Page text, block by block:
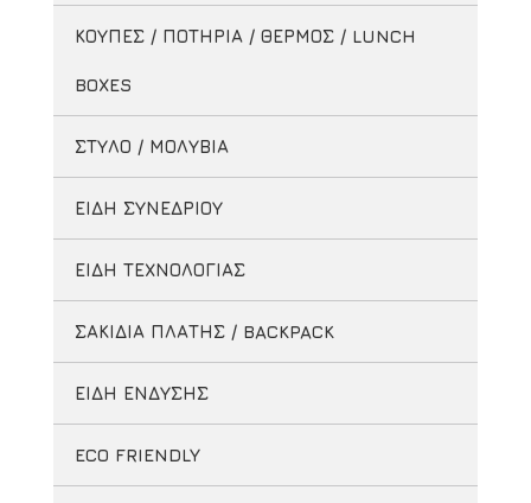
ΚΟΥΠΕΣ / ΠΟΤΗΡΙΑ / ΘΕΡΜΟΣ / LUNCH
BOXES
ΣΤΥΛΟ / ΜΟΛΥΒΙΑ
ΕΙΔΗ ΣΥΝΕΔΡΙΟΥ
ΕΙΔΗ ΤΕΧΝΟΛΟΓΙΑΣ
ΣΑΚΙΔΙΑ ΠΛΑΤΗΣ / BACKPACK
ΕΙΔΗ ΕΝΔΥΣΗΣ
ECO FRIENDLY